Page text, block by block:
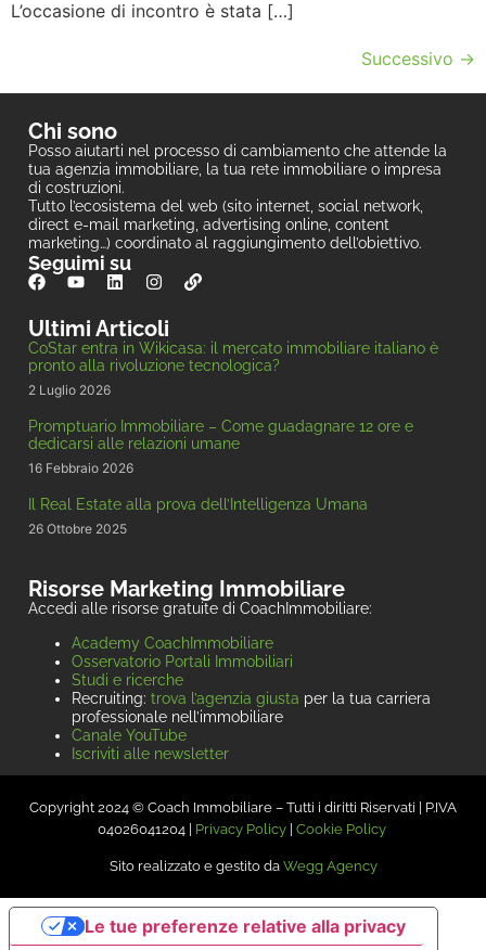
L’occasione di incontro è stata […]
Successivo →
Chi sono
Posso aiutarti nel processo di cambiamento che attende la
tua agenzia immobiliare, la tua rete immobiliare o impresa
di costruzioni.
Tutto l’ecosistema del web (sito internet, social network,
direct e-mail marketing, advertising online, content
marketing…) coordinato al raggiungimento dell’obiettivo.
Seguimi su
Ultimi Articoli
CoStar entra in Wikicasa: il mercato immobiliare italiano è
pronto alla rivoluzione tecnologica?
2 Luglio 2026
Promptuario Immobiliare – Come guadagnare 12 ore e
dedicarsi alle relazioni umane
16 Febbraio 2026
Il Real Estate alla prova dell’Intelligenza Umana
26 Ottobre 2025
Risorse Marketing Immobiliare
Accedi alle risorse gratuite di CoachImmobiliare:
Academy CoachImmobiliare
Osservatorio Portali Immobiliari
Studi e ricerche
Recruiting:trova l’agenzia giusta per la tua carriera
professionale nell’immobiliare
Canale YouTube
Iscriviti alle newsletter
Copyright 2024 © Coach Immobiliare – Tutti i diritti Riservati | P.IVA
04026041204 | Privacy Policy| Cookie Policy
Sito realizzato e gestito da Wegg Agency
Le tue preferenze relative alla privacy